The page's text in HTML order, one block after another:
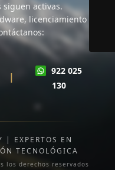
siguen activas.
licenciamiento o
|
922 025
130
| EXPERTOS EN
TECNOLÓGICA
los derechos reservados